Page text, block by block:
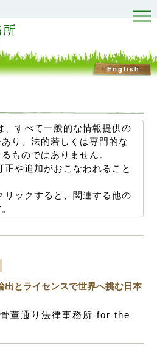
すべて一般的な情報提供の
り、法的若しくは専門的な
ものではありません。
や追加がおこなわれること
ックすると、関連する他の
出とライセンスで世界へ挑む日本
董通り法律事務所 for the